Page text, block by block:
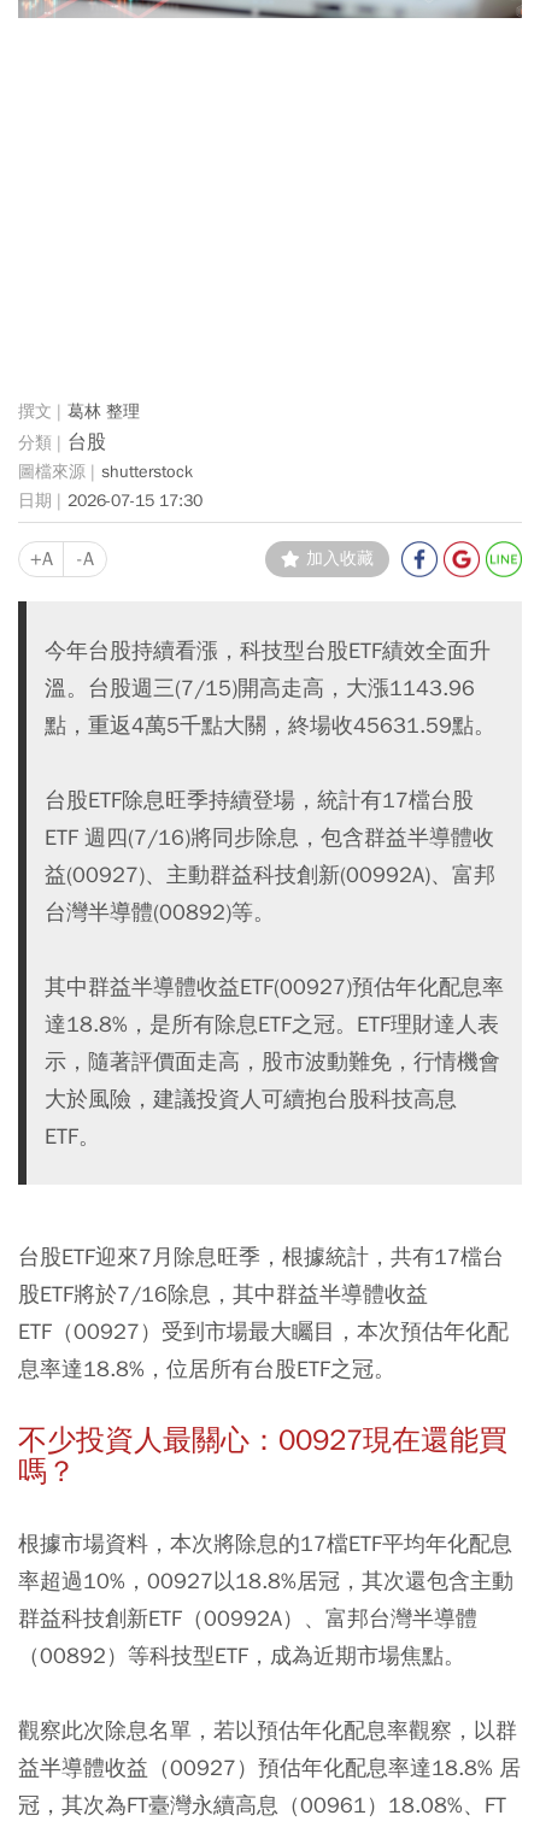
葛林 整理
台股
shutterstock
2026-07-15 17:30
+A -A 加入收藏
今年台股持續看漲，科技型台股ETF績效全面升
溫。台股週三(7/15)開高走高，大漲1143.96
點，重返4萬5千點大關，終場收45631.59點。
台股ETF除息旺季持續登場，統計有17檔台股
ETF 週四(7/16)將同步除息，包含群益半導體收
益(00927)、主動群益科技創新(00992A)、富邦
台灣半導體(00892)等。
其中群益半導體收益ETF(00927)預估年化配息率
達18.8%，是所有除息ETF之冠。ETF理財達人表
示，隨著評價面走高，股市波動難免，行情機會
大於風險，建議投資人可續抱台股科技高息
ETF。
台股ETF迎來7月除息旺季，根據統計，共有17檔台
股ETF將於7/16除息，其中群益半導體收益
ETF（00927）受到市場最大矚目，本次預估年化配
息率達18.8%，位居所有台股ETF之冠。
不少投資人最關心：00927現在還能買
嗎？
根據市場資料，本次將除息的17檔ETF平均年化配息
率超過10%，00927以18.8%居冠，其次還包含主動
群益科技創新ETF（00992A）、富邦台灣半導體
（00892）等科技型ETF，成為近期市場焦點。
觀察此次除息名單，若以預估年化配息率觀察，以群
益半導體收益（00927）預估年化配息率達18.8% 居
冠，其次為FT臺灣永續高息（00961）18.08%、FT